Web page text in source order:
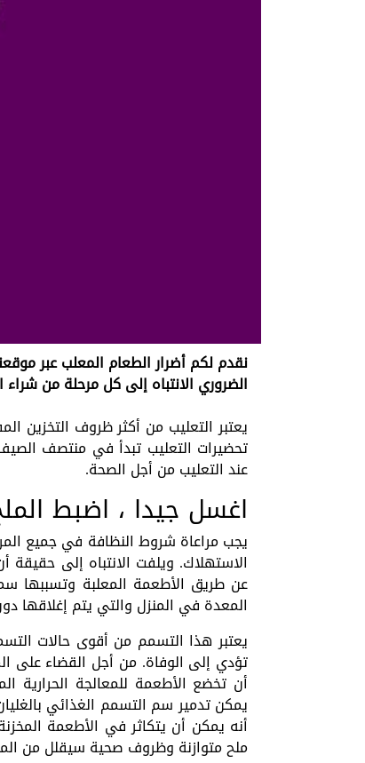
نقدم لكم أضرار الطعام المعلب عبر
الضروري الانتباه إلى كل مرحلة من
يعتبر التعليب من أكثر ظروف التخزين
تحضيرات التعليب تبدأ في منتصف
عند التعليب من أجل الصحة.
اغسل جيدا ، اضبط
يجب مراعاة شروط النظافة في جميع
الاستهلاك. ويلفت الانتباه إلى حقيقة
المعدة في المنزل والتي يتم إغلاقها
يعتبر هذا التسمم من أقوى حالات
تؤدي إلى الوفاة. من أجل القضاء على
أن تخضع الأطعمة للمعالجة الحرارية
أنه يمكن أن يتكاثر في الأطعمة
ملح متوازنة وظروف صحية سيقلل من